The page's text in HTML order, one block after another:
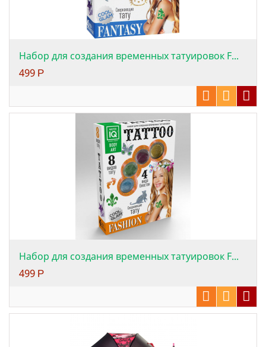
Набор для создания временных татуировок F...
499 Р
Набор для создания временных татуировок F...
499 Р